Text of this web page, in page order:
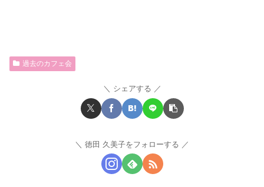
過去のカフェ会
シェアする
徳田 久美子をフォローする